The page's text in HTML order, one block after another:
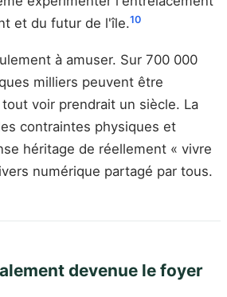
et du futur de l'île.10
à amuser. Sur 700 000
milliers peuvent être
voir prendrait un siècle. La
contraintes physiques et
héritage de réellement « vivre
numérique partagé par tous.
devenue le foyer